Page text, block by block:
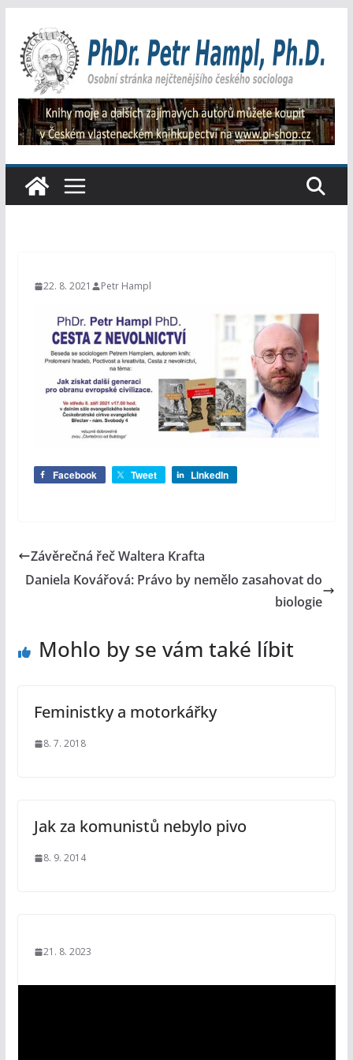
obsah
22. 8. 2021 Petr Hampl
Facebook Tweet LinkedIn
Závěrečná řeč Waltera Krafta
Daniela Kovářová: Právo by nemělo zasahovat do
biologie
Mohlo by se vám také líbit
Feministky a motorkářky
8. 7. 2018
Jak za komunistů nebylo pivo
8. 9. 2014
21. 8. 2023